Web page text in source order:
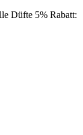
Düfte 5% Rabatt: